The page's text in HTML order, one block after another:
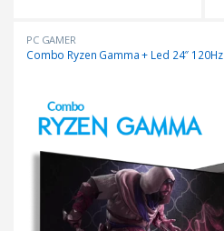
PC GAMER
Combo Ryzen Gamma + Led 24″ 120Hz